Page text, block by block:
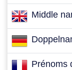
Middle
Prénoms